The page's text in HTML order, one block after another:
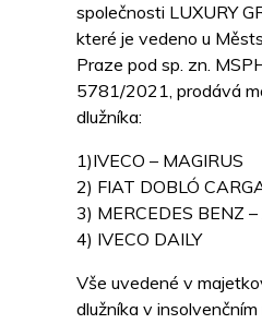
společnosti LUXURY
které je vedeno u
Praze pod sp. zn.
5781/2021, prodává
dlužníka:
1)IVECO – MAGIRUS
2) FIAT DOBLÓ
3) MERCEDES BENZ
4) IVECO DAILY
Vše uvedené v
dlužníka v